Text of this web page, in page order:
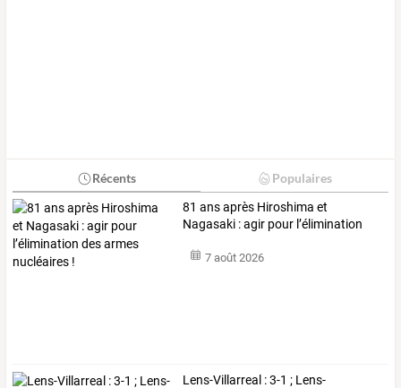
Récents Populaires
81 ansaprès Hiroshima et
Nagasaki :agir pour l’élimination
7 août 2026
Lens-Villarreal : 3-1 ; Lens-